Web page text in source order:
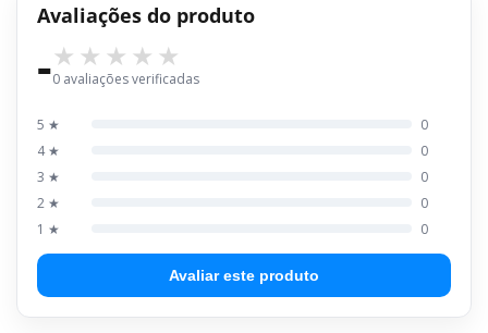
Avaliações do produto
-0 avaliações verificadas
5 ★
0
4 ★
0
3 ★
0
2 ★
0
1 ★
0
Avaliar este produto